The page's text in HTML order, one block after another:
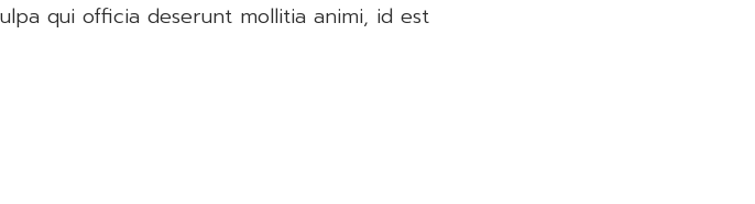
qui officia deserunt mollitia animi, id est